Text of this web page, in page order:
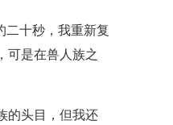
二十秒，我重新复
可是在兽人族之
的头目，但我还